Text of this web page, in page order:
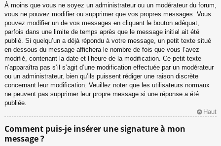
À moins que vous ne soyez un administrateur ou un modérateur du forum,
vous ne pouvez modifier ou supprimer que vos propres messages. Vous
pouvez modifier un de vos messages en cliquant le bouton adéquat,
parfois dans une limite de temps après que le message initial ait été
publié. Si quelqu’un a déjà répondu à votre message, un petit texte situé
en dessous du message affichera le nombre de fois que vous l’avez
modifié, contenant la date et l’heure de la modification. Ce petit texte
n’apparaîtra pas s’il s’agit d’une modification effectuée par un modérateur
ou un administrateur, bien qu’ils puissent rédiger une raison discrète
concernant leur modification. Veuillez noter que les utilisateurs normaux
ne peuvent pas supprimer leur propre message si une réponse a été
publiée.
Haut
Comment puis-je insérer une signature à mon
message ?